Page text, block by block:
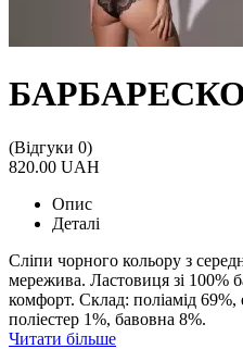
БАРБАРЕСКО
(Відгуки 0)
820.00 UAH
Опис
Деталі
Сліпи чорного кольору з
мережива. Ластовиця зі 100%
комфорт. Склад: поліамід 69%,
поліестер 1%, бавовна 8%.
Читати більше